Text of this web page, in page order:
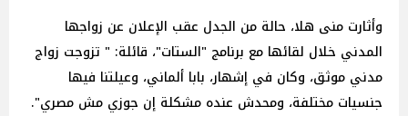
وأثارت منى هلا، حالة من الجدل عقب الإعلان عن زواجها
المدني خلال لقائها مع برنامج "الستات"، قائلة: " تزوجت زواج
مدني موثق، وكان في إشهار، بابا ألماني، وعيلتنا فيها
جنسيات مختلفة، ومحدش عنده مشكلة إن جوزي مش مصري".